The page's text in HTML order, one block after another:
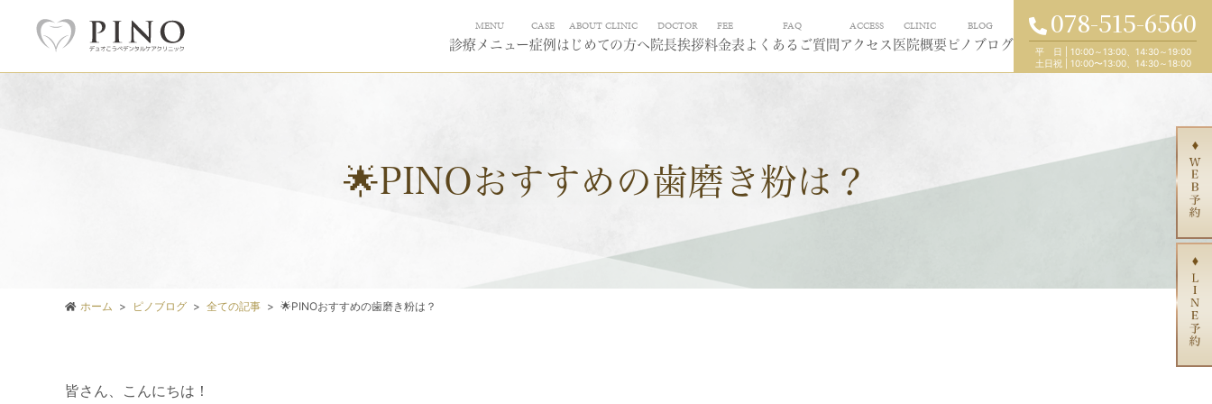
MENU
診療メニュー
CASE
症例
ABOUT CLINIC
はじめての方へ
DOCTOR
院長挨拶
FEE
料金表
FAQ
よくあるご質問
ACCESS
アクセス
CLINIC
医院概要
BLOG
ピノブログ
078-515-6560
平 日
10:00～13:00、14:30～19:00
土日祝
10:00〜13:00、14:30～18:00
🌟PINOおすすめの歯磨き粉は？
ホーム ピノブログ 全ての記事 🌟PINOおすすめの歯磨き粉は？
皆さん、こんにちは！